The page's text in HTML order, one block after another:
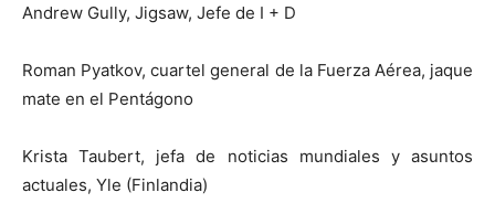
Andrew Gully, Jigsaw, Jefe de I + D
Roman Pyatkov, cuartel general de la Fuerza Aérea, jaque
mate en el Pentágono
Krista Taubert, jefa de noticias mundiales y asuntos
actuales, Yle (Finlandia)